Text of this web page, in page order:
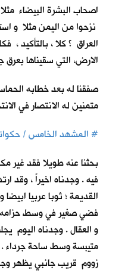
اصحاب البشرة البيضاء
نزحوا من اليمن مثلا و
العراق ؟ كلا ، بالتأكيد ،
الارض، التي سقيناها بعرق
صفقنا له بعد خطابه
متمنين له الانتصار في
#المشهد الخامس /
بحثنا عنه طويلا فقد غير
فيه . وجدناه اخيراً ، وقد
القديمة ؛ ثوبا عربيا
فضي صغير في وسط حزامه
و العقال . وجدناه
متيبسة وسط ساحة جرداء
زووم قريب جانبي يظهر